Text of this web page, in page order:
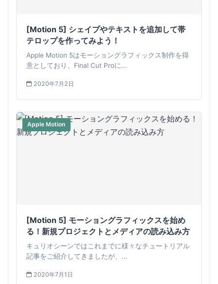
[Motion 5] シェイプやテキストを追加して帯
テロップを作ってみよう！
Apple Motion 5はモーショングラフィックス制作を得
意としており、Final Cut Proに...
2020年7月2日
Apple Motion
[Motion 5] モーショングラフィックスを始め
る！新規プロジェクトとメディアの読み込み方
キュリオシーンではこれまでに様々なチュートリアル
記事をご紹介してきましたが、...
2020年7月1日